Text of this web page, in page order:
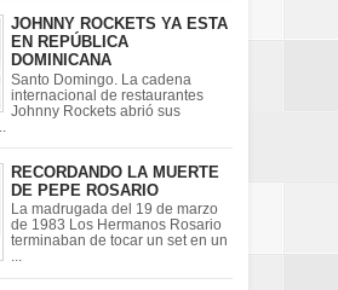
JOHNNY ROCKETS YA ESTA
EN REPÚBLICA
DOMINICANA
Santo Domingo. La cadena
internacional de restaurantes
Johnny Rockets abrió sus
RECORDANDO LA MUERTE
DE PEPE ROSARIO
La madrugada del 19 de marzo
de 1983 Los Hermanos Rosario
terminaban de tocar un set en un
...